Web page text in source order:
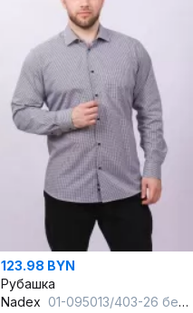
123.98 BYN
Рубашка
Nadex 01-095013/403-26 бело-черный